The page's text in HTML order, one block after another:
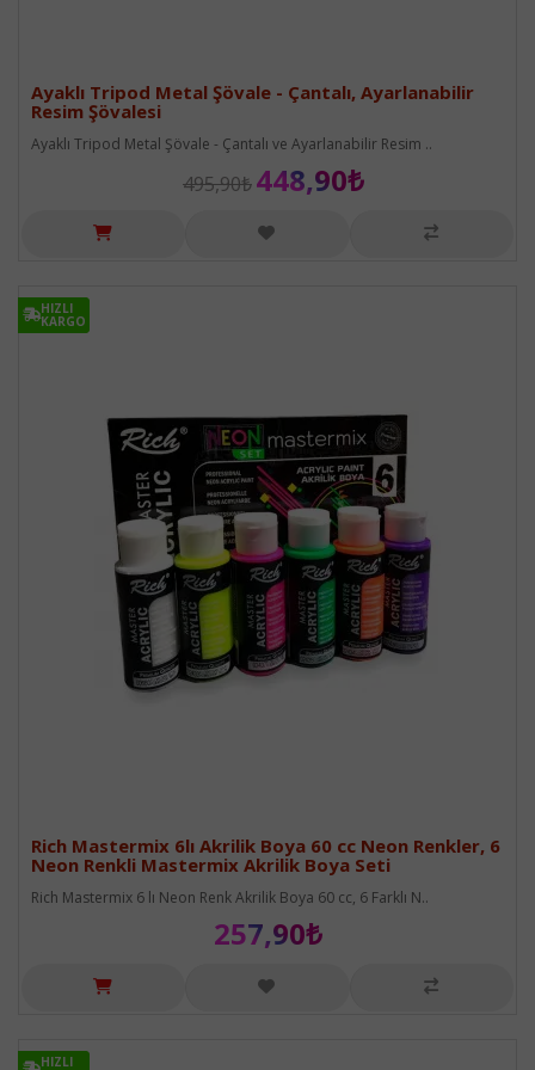
Ayaklı Tripod Metal Şövale - Çantalı, Ayarlanabilir
Resim Şövalesi
Ayaklı Tripod Metal Şövale - Çantalı ve Ayarlanabilir Resim ..
495,90₺448,90₺
HIZLI
KARGO
HIZLI
KARGO
Rich Mastermix 6lı Akrilik Boya 60 cc Neon Renkler, 6
Neon Renkli Mastermix Akrilik Boya Seti
Rich Mastermix 6 lı Neon Renk Akrilik Boya 60 cc, 6 Farklı N..
257,90₺
HIZLI
HIZLI